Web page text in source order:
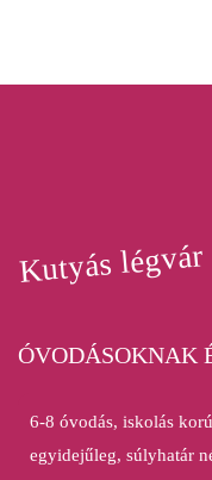
Kutyás légvár
ÓVODÁSOKNAK
6-8 óvodás, iskolás
egyidejűleg, súlyhatár